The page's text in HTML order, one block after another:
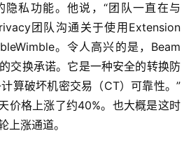
隐私功能。他说，“团队一直在与
团队沟通关于使用Extension
。令人高兴的是，Beam
交换承诺。它是一种安全的转换防
算破坏机密交易（CT）可靠性。”
价格上涨了约40%。也大概是这时
上涨通道。